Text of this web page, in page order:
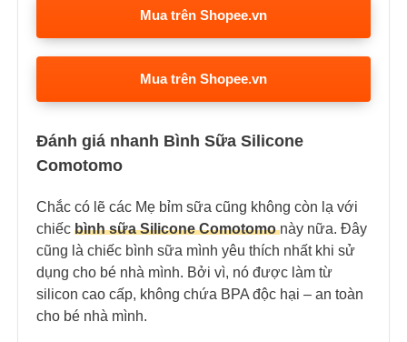
Mua trên Shopee.vn
Mua trên Shopee.vn
Đánh giá nhanh Bình Sữa Silicone
Comotomo
Chắc có lẽ các Mẹ bỉm sữa cũng không còn lạ với
chiếc bình sữa Silicone Comotomonày nữa. Đây
cũng là chiếc bình sữa mình yêu thích nhất khi sử
dụng cho bé nhà mình. Bởi vì, nó được làm từ
silicon cao cấp, không chứa BPA độc hại – an toàn
cho bé nhà mình.